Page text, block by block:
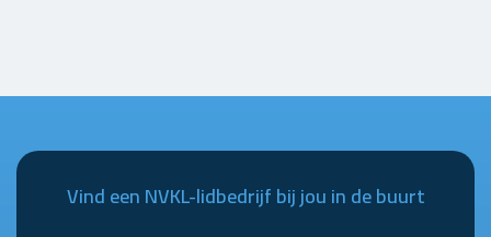
Vind een NVKL-lidbedrijf bij jou in de buurt